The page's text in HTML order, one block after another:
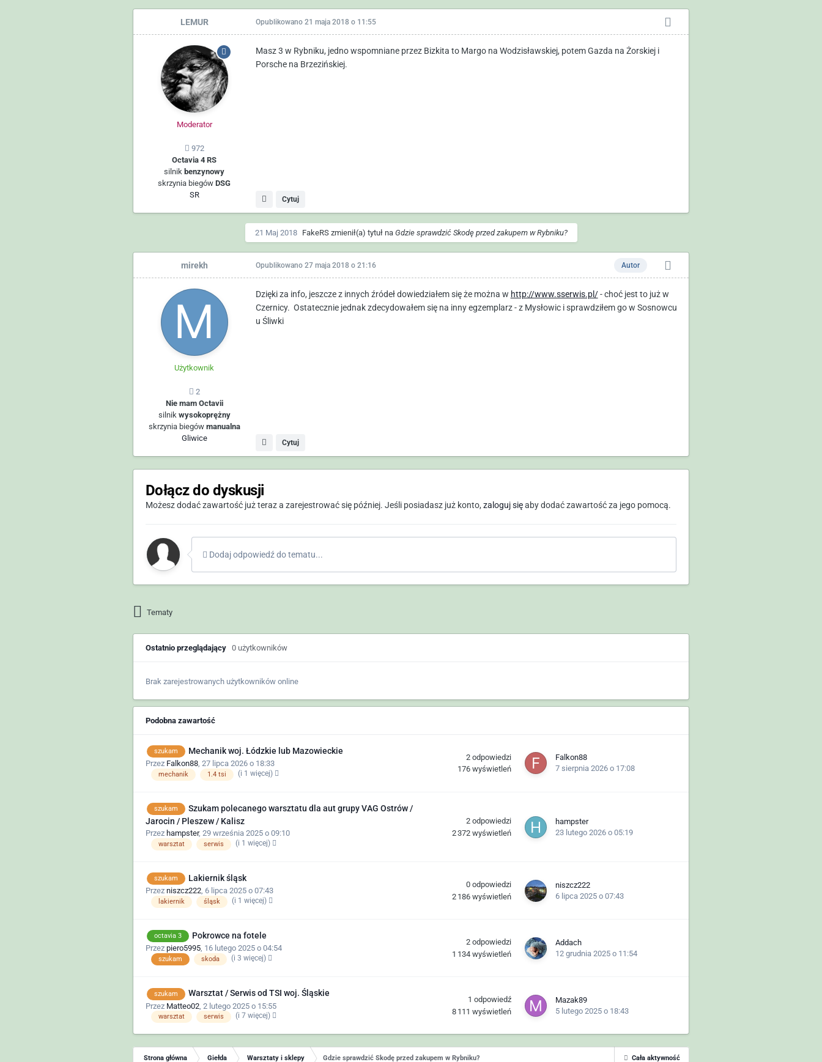
LEMUR
Moderator
972
Octavia 4 RS
silnik benzynowy
skrzynia biegówDSG
SR
Opublikowano 21 maja 2018 o 11:55
Masz 3 w Rybniku, jedno wspomniane przez Bizkita to Margo na Wodzisławskiej, potem Gazda na Żorskiej i
Porsche na Brzezińskiej.
Cytuj
21 Maj 2018 FakeRSzmienił(a) tytuł na Gdzie sprawdzić Skodę przed zakupem w Rybniku?
mirekh
Użytkownik
2
Nie mam Octavii
silnik wysokoprężny
skrzynia biegów manualna
Gliwice
Autor
Opublikowano 27 maja 2018 o 21:16
Dzięki za info, jeszcze z innych źródeł dowiedziałem się że można w http://www.sserwis.pl/- choć jest to już w
Czernicy. Ostatecznie jednak zdecydowałem się na inny egzemplarz - z Mysłowic i sprawdziłem go w Sosnowcu
u Śliwki
Cytuj
Dołącz do dyskusji
Możesz dodać zawartość już teraz a zarejestrować się później. Jeśli posiadasz już konto, zaloguj sięaby dodać zawartość za jego pomocą.
Dodaj odpowiedź do tematu...
Tematy
Ostatnio przeglądający 0 użytkowników
Brak zarejestrowanych użytkowników online
Podobna zawartość
szukam Mechanik woj. Łódzkie lub Mazowieckie
Przez Falkon88, 27 lipca 2026 o 18:33
mechanik 1.4 tsi (i 1 więcej)
2 odpowiedzi
176 wyświetleń
Falkon88
7 sierpnia 2026 o 17:08
szukam
Szukam polecanego warsztatu dla aut grupy VAG Ostrów /
Jarocin / Pleszew / Kalisz
Przez hampster, 29 września 2025 o 09:10
warsztat serwis (i 1 więcej)
2 odpowiedzi
2 372 wyświetleń
hampster
23 lutego 2026 o 05:19
szukam Lakiernik śląsk
Przez niszcz222, 6 lipca 2025 o 07:43
lakiernik śląsk (i 1 więcej)
0 odpowiedzi
2 186 wyświetleń
niszcz222
6 lipca 2025 o 07:43
octavia 3 Pokrowce na fotele
Przez piero5995, 16 lutego 2025 o 04:54
szukam skoda (i 3 więcej)
2 odpowiedzi
1 134 wyświetleń
Addach
12 grudnia 2025 o 11:54
szukam Warsztat / Serwis od TSI woj. Śląskie
Przez Matteo02, 2 lutego 2025 o 15:55
warsztat serwis (i 7 więcej)
1 odpowiedź
8 111 wyświetleń
Mazak89
5 lutego 2025 o 18:43
Cała aktywność
Strona główna Giełda Warsztaty i sklepy Gdzie sprawdzić Skodę przed zakupem w Rybniku?